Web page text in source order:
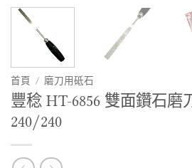
首頁 / 磨刀用砥石
豐稔 HT-6856 雙面鑽石磨
240/240